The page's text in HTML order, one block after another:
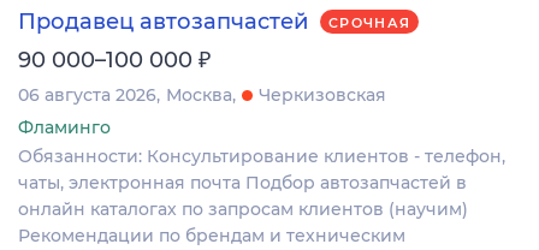
Продавец автозапчастей СРОЧНАЯ
90 000–100 000 ₽
06 августа 2026 Москва
Черкизовская
Фламинго
Обязанности: Консультирование клиентов - телефон,
чаты, электронная почта Подбор автозапчастей в
онлайн каталогах по запросам клиентов (научим)
Рекомендации по брендам и техническим